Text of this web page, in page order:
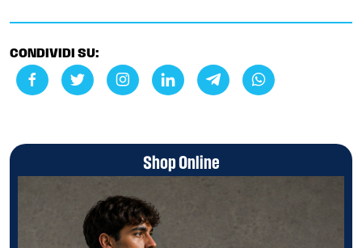
CONDIVIDI SU:
Shop Online